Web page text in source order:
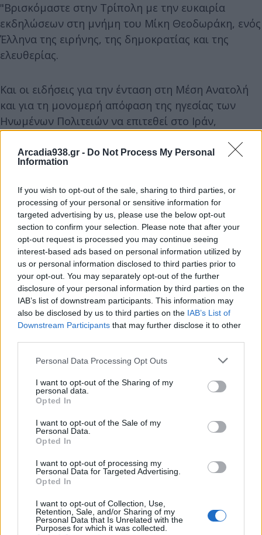
Arcadia938.gr - Do Not Process My Personal
Information
If you wish to opt-out of the sale, sharing to third parties, or
processing of your personal or sensitive information for
targeted advertising by us, please use the below opt-out
section to confirm your selection. Please note that after your
opt-out request is processed you may continue seeing
interest-based ads based on personal information utilized by
us or personal information disclosed to third parties prior to
your opt-out. You may separately opt-out of the further
disclosure of your personal information by third parties on the
IAB’s list of downstream participants. This information may
also be disclosed by us to third parties on the IAB’s List of
Downstream Participants that may further disclose it to other
Personal Data Processing Opt Outs
I want to opt-out of the Sharing of my
personal data.
Opted In
I want to opt-out of the Sale of my
Personal Data.
Opted In
I want to opt-out of processing my
Personal Data for Targeted Advertising.
Opted In
I want to opt-out of Collection, Use,
Retention, Sale, and/or Sharing of my
Personal Data that Is Unrelated with the
Purposes for which it was collected.
"Βρισκόμαστε στην Τρίπολη με την ευκαιρία
εκδηλώσεων στη μνήμη του Μίκη Θεοδωράκη, ενός
Έλληνα της ειρήνης, της δημοκρατίας και της
ελευθερίας.
Και οι ειδήσεις για την ένταση στη Μέση Ανατολή
και για τη μονομερή απόφαση της ηγεσίας των
Ηνωμένων Πολιτειών να επιτεθεί στο Ιράν,
εγκαταλείποντας τη διπλωματική λύση, δημιουργεί
σοβαρότατα προβλήματα και ειρήνης και
ασφάλειας. Βλέπουμε τα αποτελέσματα των
δολοφονικών επιλογών, κατά παράβαση του
Διεθνούς Δικαίου, της κυβέρνησης Νετανιάχου,
αλλά και της απουσίας ισχυρής πολιτικής από τους
διεθνείς θεσμούς, όπως ο Οργανισμός Ηνωμένων
Εθνών, αλλά και την Ευρωπαϊκή Ένωση".
Διάβασε σχετικά
Πολιτική συγκέντρωση-συζήτηση του ΚΚΕ στη
Μεγαλόπολη